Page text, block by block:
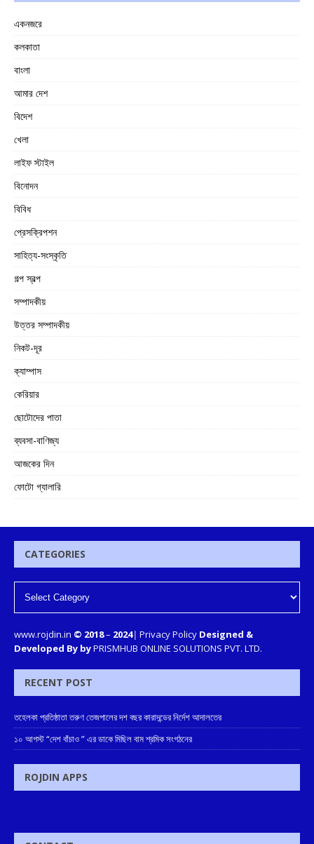
একনজরে
কলকাতা
বাংলা
আমার দেশ
বিদেশ
খেলা
লাইফ স্টাইল
বিনোদন
বিবিধ
প্রেসক্রিপশন
সাহিত্য-সংস্কৃতি
গল্প স্বল্প
সম্পাদকীয়
উত্তর সম্পাদকীয়
নিকট-দূর
ক্যাম্পাস
কেরিয়ার
ছোটোদের পাতা
ব্যবসা-বাণিজ্য
আজকের দিন
ফোটো গ্যালারি
CATEGORIES
www.rojdin.in © 2018– 2024| Privacy Policy Designed &
Developed By byPRISMHUB ONLINE SOLUTIONS PVT. LTD.
RECENT POST
তহেলকা প্রতিষ্ঠাতা তরুণ তেজপালের দশ বছর কারাদন্ডের নির্দেশ আদালতের
১০ আগস্ট “দেশ বাঁচাও ” এর ডাকে মিছিল বাম শ্রমিক সংগঠনের
ROJDIN APPS